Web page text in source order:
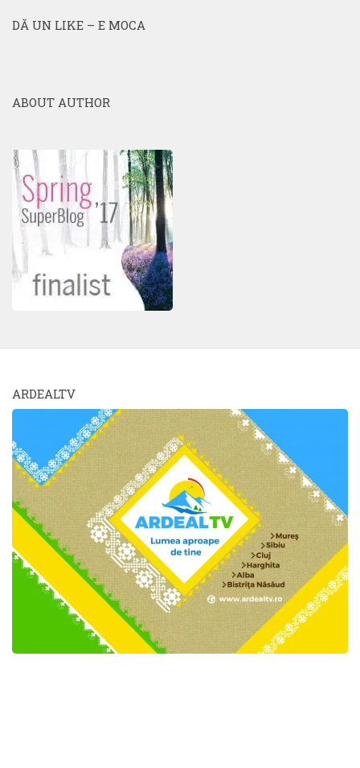
DĂ UN LIKE – E MOCA
ABOUT AUTHOR
ARDEALTV